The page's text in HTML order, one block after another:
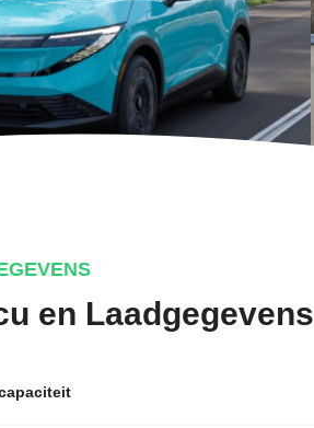
en Laadgegevens